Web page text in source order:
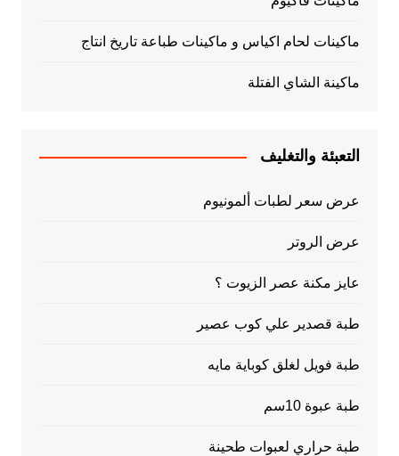
ماكينات لحام اكياس و ماكينات طباعة تاريخ انتاج
ماكينة الشاي الفتلة
التعبئة والتغليف
عرض سعر لطبات ألمونيوم
عرض الروتر
عايز مكنة عصر الزيوت ؟
طبة قصدير علي كوب عصير
طبة فويل لغلق كوباية مايه
طبة عبوة 10سم
طبة حراري لعبوات طحينة